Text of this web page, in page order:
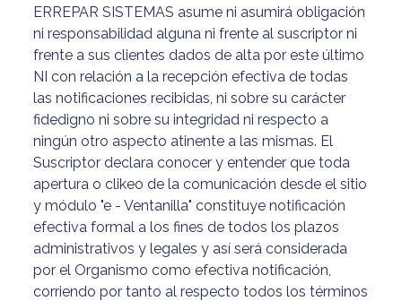
ERREPAR SISTEMAS asume ni asumirá obligación
ni responsabilidad alguna ni frente al suscriptor ni
frente a sus clientes dados de alta por este último
NI con relación a la recepción efectiva de todas
las notificaciones recibidas, ni sobre su carácter
fidedigno ni sobre su integridad ni respecto a
ningún otro aspecto atinente a las mismas. El
Suscriptor declara conocer y entender que toda
apertura o clikeo de la comunicación desde el sitio
y módulo "e - Ventanilla" constituye notificación
efectiva formal a los fines de todos los plazos
administrativos y legales y así será considerada
por el Organismo como efectiva notificación,
corriendo por tanto al respecto todos los términos